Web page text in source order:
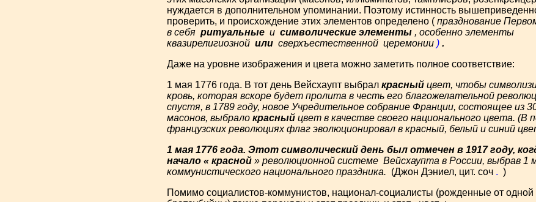
нуждается в дополнительном упоминании. Поэтому истинность
проверить, и происхождение этих элементов определено ( празднование
в себя ритуальные и символические элементы , особенно элементы
квазирелигиозной или сверхъестественной церемонии ) .
Даже на уровне изображения и цвета можно заметить полное соответствие:
1 мая 1776 года. В тот день Вейсхаупт выбрал красный цвет, чтобы
кровь, которая вскоре будет пролита в честь его благожелательной
спустя, в 1789 году, новое Учредительное собрание Франции, состоящее из
масонов, выбрало красный цвет в качестве своего национального цвета. (В
французских революциях флаг эволюционировал в красный, белый и синий
1 мая 1776 года. Этот символический день был отмечен в 1917 году,
начало « красной » революционной системе Вейсхаупта в России, выбрав 1
коммунистического национального праздника. (Джон Дэниел, цит. соч . )
Помимо социалистов-коммунистов, национал-социалисты (рожденные от одной